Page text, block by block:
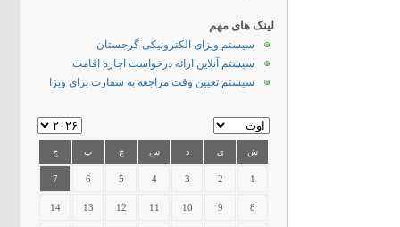
لینک های مهم
سیستم ویزای الکترونیکی گرجستان
سیستم آنلاین ارائه درخواست اجازه اقامت
سیستم تعیین وقت مراجعه به سفارت برای ویزا
ش ی د س چ پ ج
1
2
3
4
5
6
7
8
9
10
11
12
13
14